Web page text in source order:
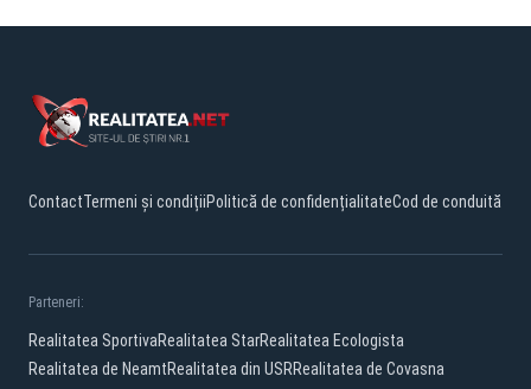
ContactTermeni și condițiiPolitică de confidențialitateCod de conduită
Parteneri:
Realitatea SportivaRealitatea StarRealitatea Ecologista
Realitatea de NeamtRealitatea din USRRealitatea de Covasna